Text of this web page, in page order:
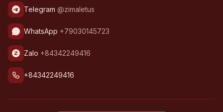
Telegram @zimaletus
WhatsApp +79030145723
Zalo +84342249416
+84342249416